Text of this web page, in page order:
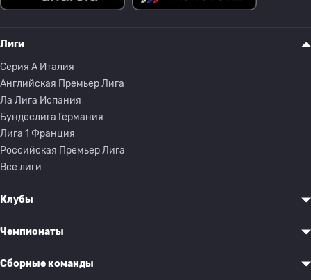
Лиги
Серия A Италия
Английская Премьер Лига
Ла Лига Испания
Бундеслига Германия
Лига 1 Франция
Российская Премьер Лига
Все лиги
Клубы
Чемпионаты
Сборные команды